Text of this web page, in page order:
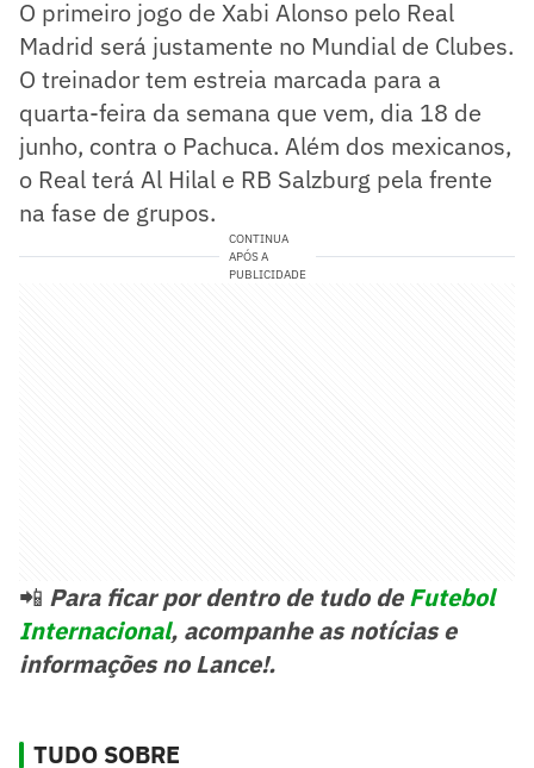
O primeiro jogo de Xabi Alonso pelo Real
Madrid será justamente no Mundial de Clubes.
O treinador tem estreia marcada para a
quarta-feira da semana que vem, dia 18 de
junho, contra o Pachuca. Além dos mexicanos,
o Real terá Al Hilal e RB Salzburg pela frente
na fase de grupos.
CONTINUA
APÓS A
PUBLICIDADE
📲 Para ficar por dentro de tudo deFutebol
Internacional, acompanhe as notícias e
informações no Lance!.
TUDO SOBRE